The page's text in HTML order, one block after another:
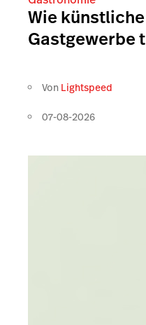
Wie
Gastgewerbe
Von Lightspeed
07-08-2026